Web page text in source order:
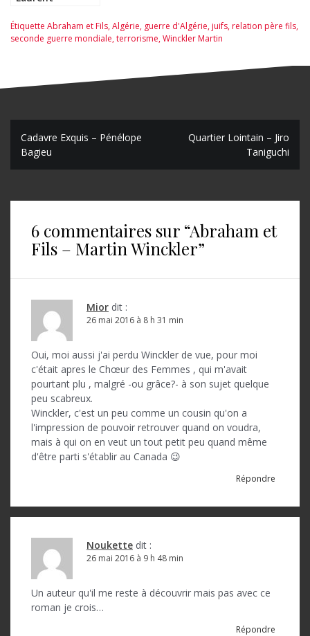
Étiquette Abraham et Fils,Algérie, guerre d'Algérie,juifs,relation père fils,
seconde guerre mondiale,terrorisme,Winckler Martin
N
a
t
Cadavre Exquis – Pénélope
Bagieu
Quartier Lointain – Jiro
Taniguchi
6 commentaires sur “Abraham et
Fils – Martin Winckler”
Mior dit :
26 mai 2016 à 8 h 31 min
Oui, moi aussi j'ai perdu Winckler de vue, pour moi
c'était apres le Chœur des Femmes , qui m'avait
pourtant plu , malgré -ou grâce?- à son sujet quelque
peu scabreux.
Winckler, c'est un peu comme un cousin qu'on a
l'impression de pouvoir retrouver quand on voudra,
mais à qui on en veut un tout petit peu quand même
d'être parti s'établir au Canada 😉
Répondre
Noukette dit :
26 mai 2016 à 9 h 48 min
Un auteur qu'il me reste à découvrir mais pas avec ce
roman je crois…
Répondre